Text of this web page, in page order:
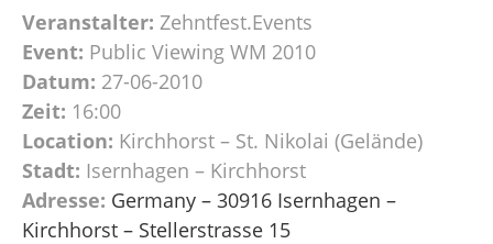
Veranstalter: Zehntfest.Events
Event: Public Viewing WM 2010
Datum: 27-06-2010
Zeit: 16:00
Location: Kirchhorst – St. Nikolai (Gelände)
Stadt: Isernhagen – Kirchhorst
Adresse: Germany – 30916 Isernhagen –
Kirchhorst – Stellerstrasse 15